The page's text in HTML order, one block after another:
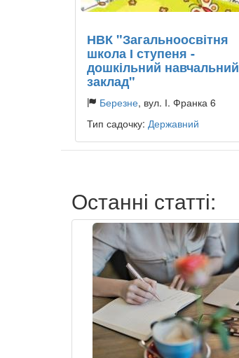
НВК "Загальноосвітня
школа І ступеня -
дошкільний навчальний
заклад"
Березне, вул. І. Франка 6
Тип садочку: Державний
Останні статті: